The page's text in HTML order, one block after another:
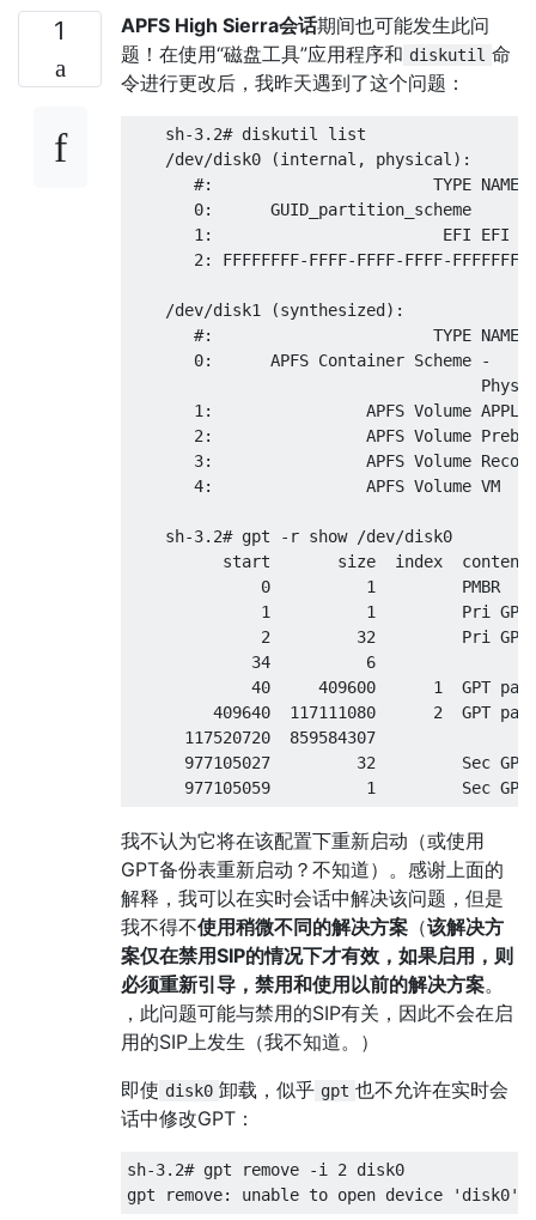
1 APFS High Sierra会话期间也可能发生此问
题！在使用“磁盘工具”应用程序和 diskutil 命
令进行更改后，我昨天遇到了这个问题：
    sh-3.2# diskutil list
    /dev/disk0 (internal, physical):
#:                       TYPE NAME
0:      GUID_partition_scheme
1:                        EFI EFI
2: FFFFFFFF-FFFF-FFFF-FFFF-
    /dev/disk1 (synthesized):
#:                       TYPE NAME
0:      APFS Container Scheme -
1:                APFS Volume
2:                APFS Volume
3:                APFS Volume
4:                APFS Volume VM
    sh-3.2# gpt -r show /dev/disk0
start       size  index
              0          1         PMBR
1          1         Pri GPT
2         32         Pri GPT
             34          6
40     409600      1  GPT
409640  117111080      2  GPT
      117520720  859584307
977105027         32         Sec GPT
我不认为它将在该配置下重新启动（或使用
GPT备份表重新启动？不知道）。感谢上面的
解释，我可以在实时会话中解决该问题，但是
我不得不使用稍微不同的解决方案 （该解决方
案仅在禁用SIP的情况下才有效，如果启用，则
必须重新引导，禁用和使用以前的解决方案。
，此问题可能与禁用的SIP有关，因此不会在启
用的SIP上发生（我不知道。）
即使 disk0 卸载，似乎 gpt 也不允许在实时会
话中修改GPT：
sh-3.2# gpt remove -i 2 disk0